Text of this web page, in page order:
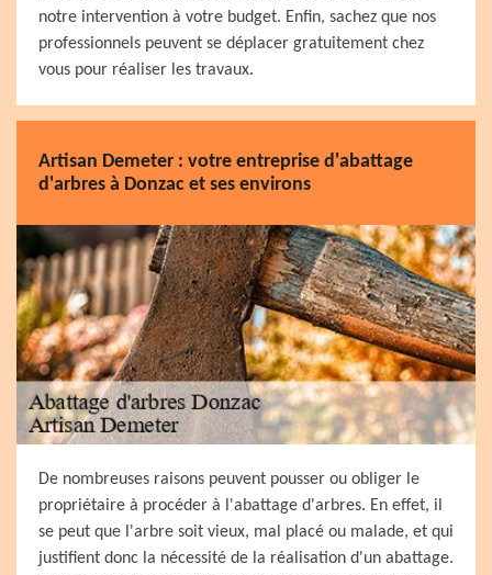
notre intervention à votre budget. Enfin, sachez que nos
professionnels peuvent se déplacer gratuitement chez
vous pour réaliser les travaux.
Artisan Demeter : votre entreprise d'abattage
d'arbres à Donzac et ses environs
De nombreuses raisons peuvent pousser ou obliger le
propriétaire à procéder à l'abattage d'arbres. En effet, il
se peut que l'arbre soit vieux, mal placé ou malade, et qui
justifient donc la nécessité de la réalisation d'un abattage.